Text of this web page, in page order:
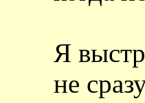
Я
не